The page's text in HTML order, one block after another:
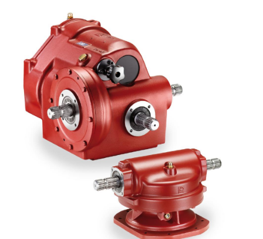
Bombas y motores de pistones axiales
Motori elettrici brushless - Serie MS
Motores de pistones radiales
Motores Orbitales Producidos Por Bondioli & Pavesi
Sistemas de acoplamiento
Control
Bloques hidráulicos integrados
Valvulas de control direccional
Valvulas de cartucho
Valvulas en linea
Componentes electrónicos para sistemas de control